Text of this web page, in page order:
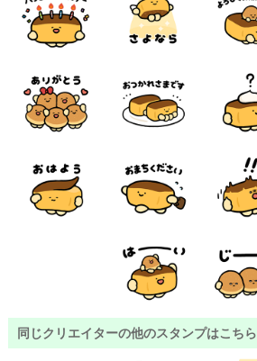
同じクリエイターの他のスタンプはこちら